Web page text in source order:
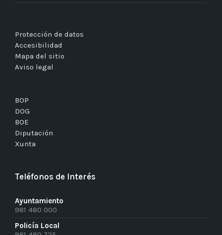
Protección de datos
Accesibilidad
Mapa del sitio
Aviso legal
BOP
DOG
BOE
Diputación
Xunta
Teléfonos de Interés
Ayuntamiento
981 480 000
Policía Local